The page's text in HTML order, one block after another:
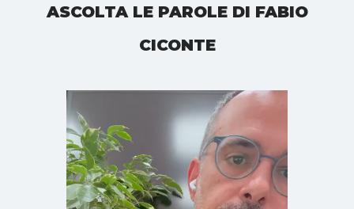
ASCOLTA LE PAROLE DI FABIO
CICONTE